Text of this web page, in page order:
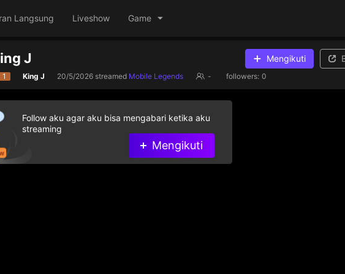
Langsung Liveshow Game
J Mengikuti
1 King J 20/5/2026 streamed Mobile Legends - followers: 0
Follow aku agar aku bisa mengabari ketika aku
streaming
Mengikuti